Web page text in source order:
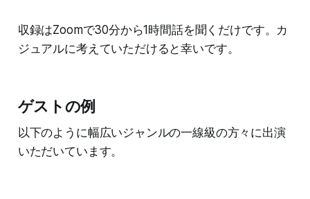
収録はZoomで30分から1時間話を聞くだけです。カ
ジュアルに考えていただけると幸いです。
ゲストの例
以下のように幅広いジャンルの一線級の方々に出演
いただいています。